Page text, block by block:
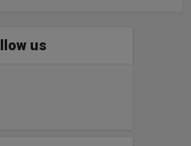
us